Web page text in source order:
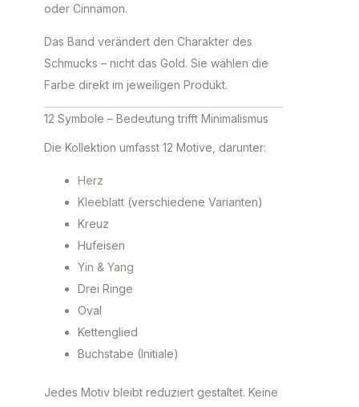
oder Cinnamon.
Das Band verändert den Charakter des
Schmucks – nicht das Gold. Sie wählen die
Farbe direkt im jeweiligen Produkt.
12 Symbole – Bedeutung trifft Minimalismus
Die Kollektion umfasst 12 Motive, darunter:
Herz
Kleeblatt (verschiedene Varianten)
Kreuz
Hufeisen
Yin & Yang
Drei Ringe
Oval
Kettenglied
Buchstabe (Initiale)
Jedes Motiv bleibt reduziert gestaltet. Keine